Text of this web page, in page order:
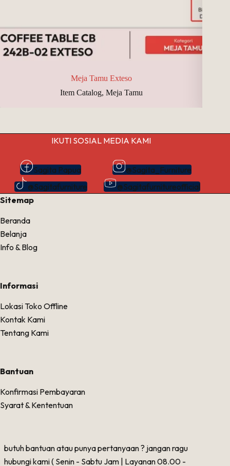
Meja Tamu Exteso
Item Catalog, Meja Tamu
IKUTI SOSIAL MEDIA KAMI
Sagita Papua
@Sagita_Furniture
@Sagitafurniture
@Sagitafurnitureofficial
Sitemap
Beranda
Belanja
Info & Blog
Informasi
Lokasi Toko Offline
Kontak Kami
Tentang Kami
Bantuan
Konfirmasi Pembayaran
Syarat & Kententuan
butuh bantuan atau punya pertanyaan ? jangan ragu
hubungi kami ( Senin - Sabtu Jam | Layanan 08.00 -